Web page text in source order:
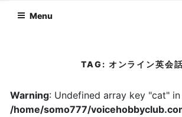
Menu
TAG: オンライン英会
Warning: Undefined array key "cat" in
/home/somo777/